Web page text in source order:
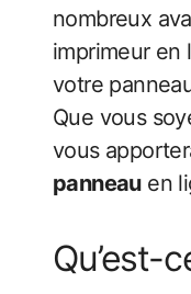
nombreux
imprimeur en
votre
Que vous
vous
panneauen
Qu’est-